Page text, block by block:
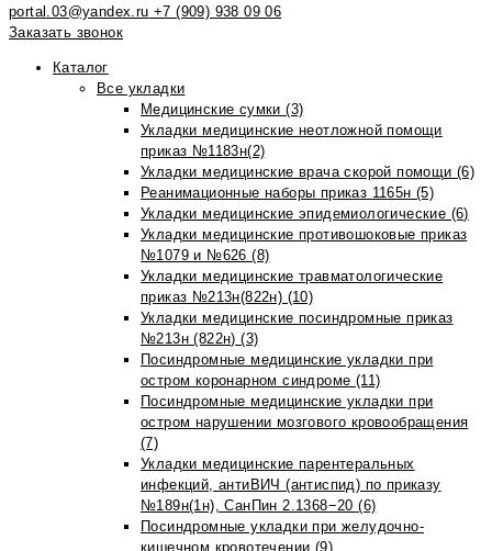
portal.03@yandex.ru +7 (909) 938 09 06
Заказать звонок
Каталог
Все укладки
Медицинские сумки (3)
Укладки медицинские неотложной помощи
приказ №1183н(2)
Укладки медицинские врача скорой помощи (6)
Реанимационные наборы приказ 1165н (5)
Укладки медицинские эпидемиологические (6)
Укладки медицинские противошоковые приказ
№1079 и №626 (8)
Укладки медицинские травматологические
приказ №213н(822н) (10)
Укладки медицинские посиндромные приказ
№213н (822н) (3)
Посиндромные медицинские укладки при
остром коронарном синдроме (11)
Посиндромные медицинские укладки при
остром нарушении мозгового кровообращения
(7)
Укладки медицинские парентеральных
инфекций, антиВИЧ (антиспид) по приказу
№189н(1н), СанПин 2.1368−20 (6)
Посиндромные укладки при желудочно-
кишечном кровотечении (9)